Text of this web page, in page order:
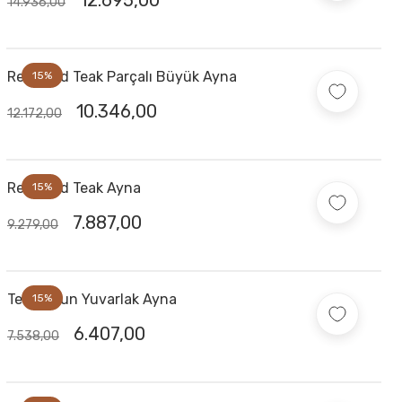
15%
Recycled Teak Parçalı Büyük Ayna
12.172,00 10.346,00
15%
Recycled Teak Ayna
9.279,00 7.887,00
15%
Teak Odun Yuvarlak Ayna
7.538,00 6.407,00